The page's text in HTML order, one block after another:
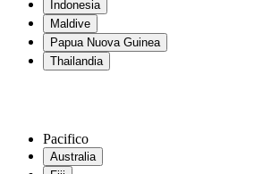
Indonesia
Maldive
Papua Nuova Guinea
Thailandia
Pacifico
Australia